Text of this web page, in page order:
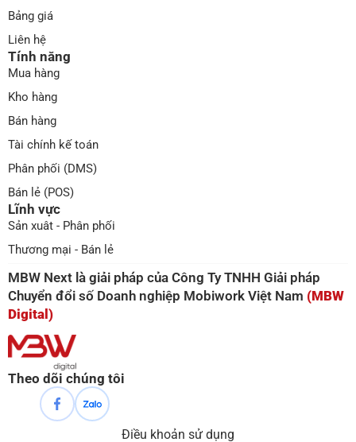
Bảng giá
Liên hệ
Tính năng
Mua hàng
Kho hàng
Bán hàng
Tài chính kế toán
Phân phối (DMS)
Bán lẻ (POS)
Lĩnh vực
Sản xuât - Phân phối
Thương mại - Bán lẻ
MBW Next là giải pháp của Công Ty TNHH Giải pháp
Chuyển đổi số Doanh nghiệp Mobiwork Việt Nam (MBW
Digital)
Theo dõi chúng tôi
Điều khoản sử dụng